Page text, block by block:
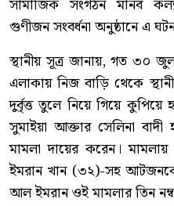
সামাজিক সংগঠন মানব
গুণীজন সংবর্ধনা অনুষ্ঠানে এ
স্থানীয় সূত্র জানায়, গত ৩০
এলাকায় নিজ বাড়ি থেকে
দুর্বৃত্ত তুলে নিয়ে গিয়ে কুপিয়ে
সুমাইয়া আক্তার সেলিনা
মামলা দায়ের করেন।
ইমরান খান (৩২)-সহ
আল ইমরান ওই মামলার তিন